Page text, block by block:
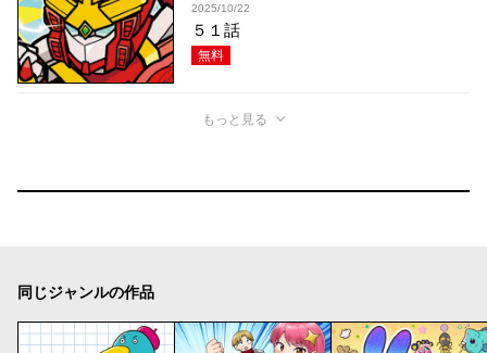
2025/10/22
５１話
無料
もっと見る
同じジャンルの作品